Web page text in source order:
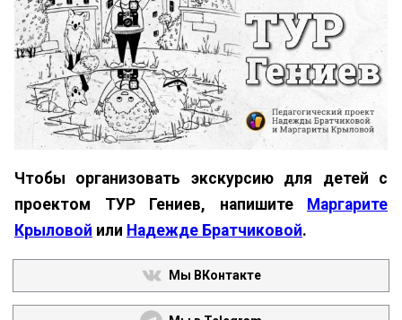
Чтобы организовать экскурсию для детей с
проектом ТУР Гениев, напишите Маргарите
Крыловой или Надежде Братчиковой.
Мы ВКонтакте